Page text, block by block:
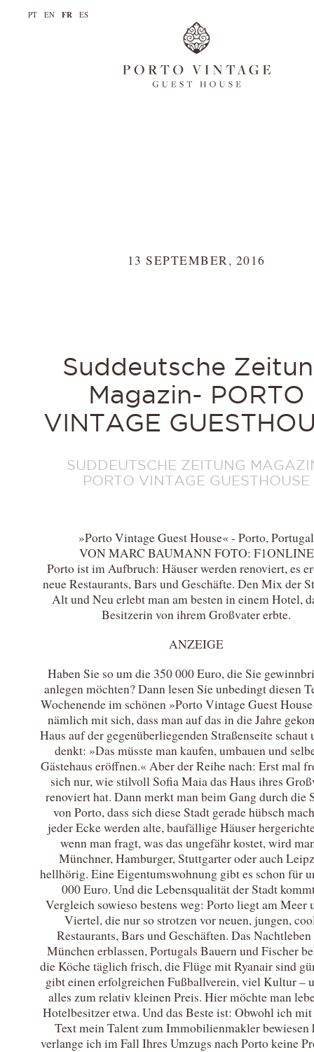
PT EN FR ES
13 SEPTEMBER, 2016
Suddeutsche
Magazin- PORTO
VINTAGE
SUDDEUTSCHE ZEITUNG
PORTO VINTAGE GUESTHOUSE
»Porto Vintage Guest House« - Porto, Portugal
VON MARC BAUMANN FOTO: F1ONLINE
Porto ist im Aufbruch: Häuser werden renoviert, es
neue Restaurants, Bars und Geschäfte. Den Mix der
Alt und Neu erlebt man am besten in einem Hotel,
Besitzerin von ihrem Großvater erbte.
ANZEIGE
Haben Sie so um die 350 000 Euro, die Sie
anlegen möchten? Dann lesen Sie unbedingt diesen
Wochenende im schönen »Porto Vintage Guest
nämlich mit sich, dass man auf das in die Jahre
Haus auf der gegenüberliegenden Straßenseite schaut
denkt: »Das müsste man kaufen, umbauen und
Gästehaus eröffnen.« Aber der Reihe nach: Erst mal
sich nur, wie stilvoll Sofia Maia das Haus ihres
renoviert hat. Dann merkt man beim Gang durch die
von Porto, dass sich diese Stadt gerade hübsch
jeder Ecke werden alte, baufällige Häuser
wenn man fragt, was das ungefähr kostet, wird
Münchner, Hamburger, Stuttgarter oder auch
hellhörig. Eine Eigentumswohnung gibt es schon für
000 Euro. Und die Lebensqualität der Stadt
Vergleich sowieso bestens weg: Porto liegt am Meer
Viertel, die nur so strotzen vor neuen, jungen,
Restaurants, Bars und Geschäften. Das Nachtleben
München erblassen, Portugals Bauern und Fischer
die Köche täglich frisch, die Flüge mit Ryanair sind
gibt einen erfolgreichen Fußballverein, viel Kultur –
alles zum relativ kleinen Preis. Hier möchte man
Hotelbesitzer etwa. Und das Beste ist: Obwohl ich
Text mein Talent zum Immobilienmakler bewiesen
verlange ich im Fall Ihres Umzugs nach Porto keine